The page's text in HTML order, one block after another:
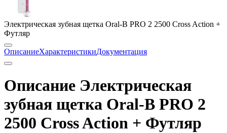
Электрическая зубная щетка Oral-B PRO 2 2500 Cross Action +
Футляр
ОписаниеХарактеристикиДокументация
Описание Электрическая
зубная щетка Oral-B PRO 2
2500 Cross Action + Футляр